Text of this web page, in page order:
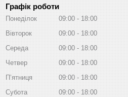
Графік роботи
Понеділок 09:00
18:00
Вівторок
09:00
18:00
Середа
09:00
18:00
Четвер
09:00
18:00
Пʼятниця
09:00
18:00
Субота
09:00
18:00